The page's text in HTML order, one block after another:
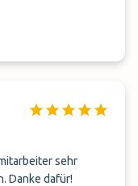
sehr
Danke dafür!